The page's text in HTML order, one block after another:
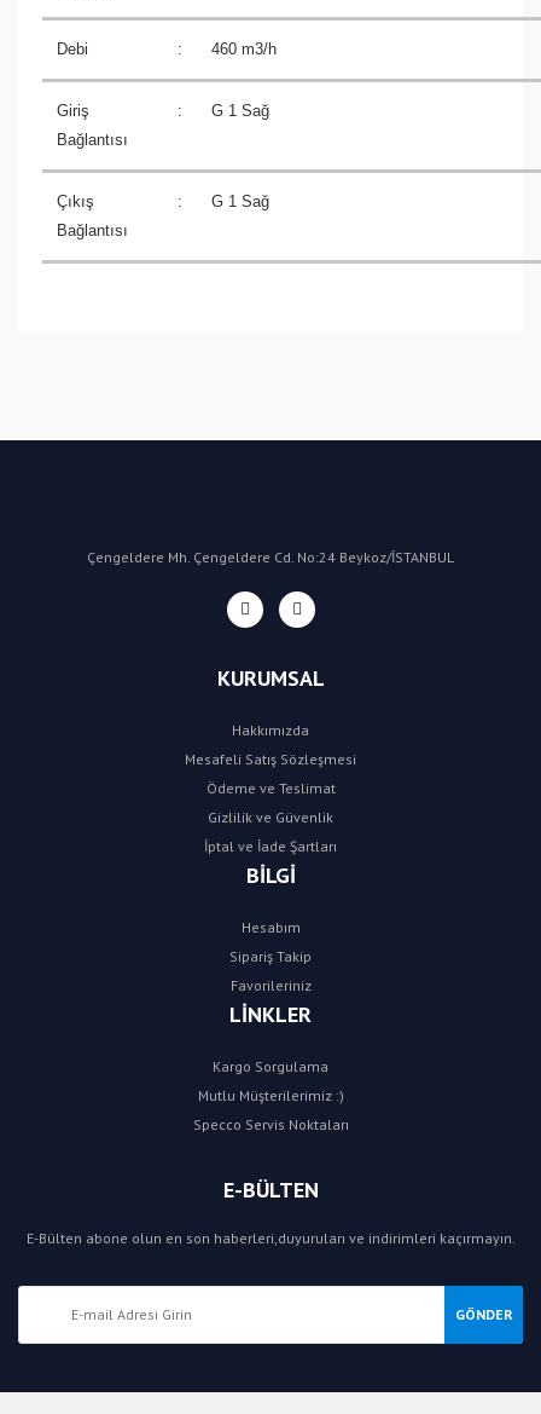
Debi : 460 m3/h
Giriş
Bağlantısı
: G 1 Sağ
Çıkış
Bağlantısı
: G 1 Sağ
Çengeldere Mh. Çengeldere Cd. No:24 Beykoz/İSTANBUL
KURUMSAL
Hakkımızda
Mesafeli Satış Sözleşmesi
Ödeme ve Teslimat
Gizlilik ve Güvenlik
İptal ve İade Şartları
BİLGİ
Hesabım
Sipariş Takip
Favorileriniz
LİNKLER
Kargo Sorgulama
Mutlu Müşterilerimiz :)
Specco Servis Noktaları
E-BÜLTEN
E-Bülten abone olun en son haberleri,duyuruları ve indirimleri kaçırmayın.
GÖNDER